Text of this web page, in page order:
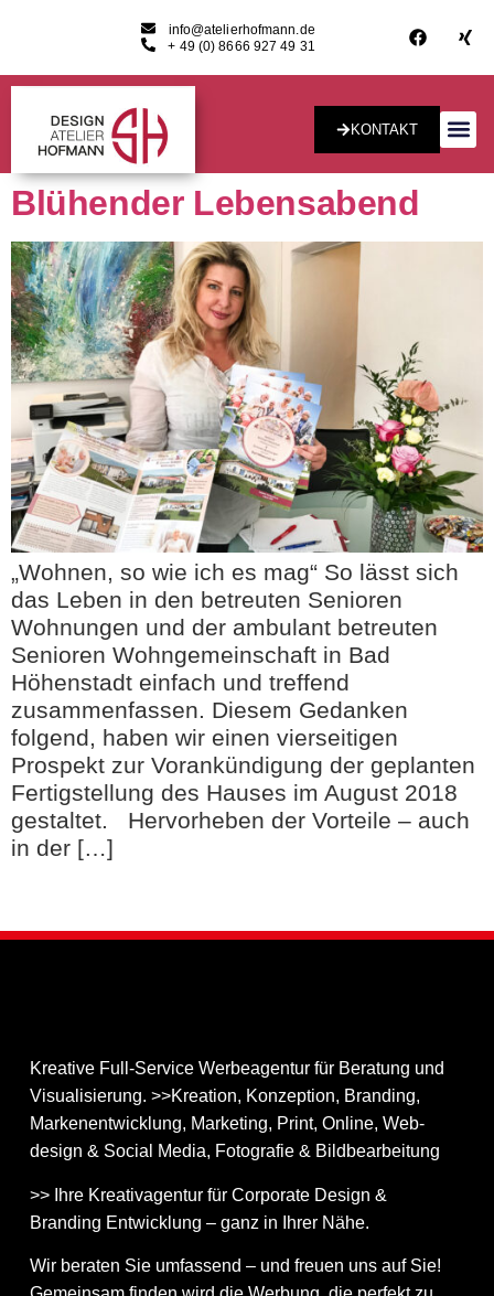
info@atelierhofmann.de
+ 49 (0) 8666 927 49 31
KONTAKT
Blühender Lebensabend
„Wohnen, so wie ich es mag“ So lässt sich
das Leben in den betreuten Senioren
Wohnungen und der ambulant betreuten
Senioren Wohngemeinschaft in Bad
Höhenstadt einfach und treffend
zusammenfassen. Diesem Gedanken
folgend, haben wir einen vierseitigen
Prospekt zur Vorankündigung der geplanten
Fertigstellung des Hauses im August 2018
gestaltet. Hervorheben der Vorteile – auch
in der […]
Kreative Full-Service Werbeagentur für Beratung und
Visualisierung. >>Kreation, Konzeption, Branding,
Markenentwicklung, Marketing, Print, Online, Web­
design & Social Media, Fotografie & Bildbear­bei­tung
>> Ihre Kreativagentur für Corporate Design &
Branding Entwicklung – ganz in Ihrer Nähe.
Wir beraten Sie umfassend – und freuen uns auf Sie!